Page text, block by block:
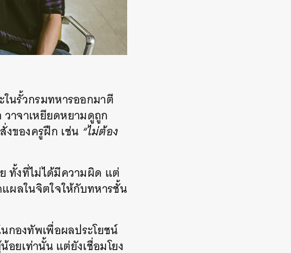
ในรั้วกรมทหารออกมาตี
วาจาเหยียดหยามดูถูก
ของครูฝึก เช่น “ไม่ต้อง
ย ทั้งที่ไม่ได้มีความผิด แต่
ผลในจิตใจให้กับทหารชั้น
กองทัพเพื่อผลประโยชน์
อยเท่านั้น แต่ยังเชื่อมโยง